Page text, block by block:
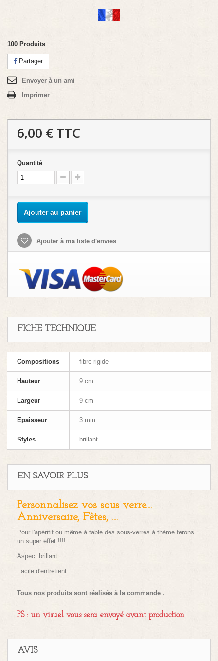
100 Produits
Partager
Envoyer à un ami
Imprimer
6,00 € TTC
Quantité
Ajouter au panier
Ajouter à ma liste d'envies
FICHE TECHNIQUE
Compositions fibre rigide
Hauteur 9 cm
Largeur 9 cm
Epaisseur 3 mm
Styles brillant
EN SAVOIR PLUS
Personnalisez vos sous verre....
Anniversaire, Fêtes, ....
Pour l'apéritif ou même à table des sous-verres à thème ferons
un super effet !!!!
Aspect brillant
Facile d'entretient
Tous nos produits sont réalisés à la commande .
PS : un visuel vous sera envoyé avant production
AVIS